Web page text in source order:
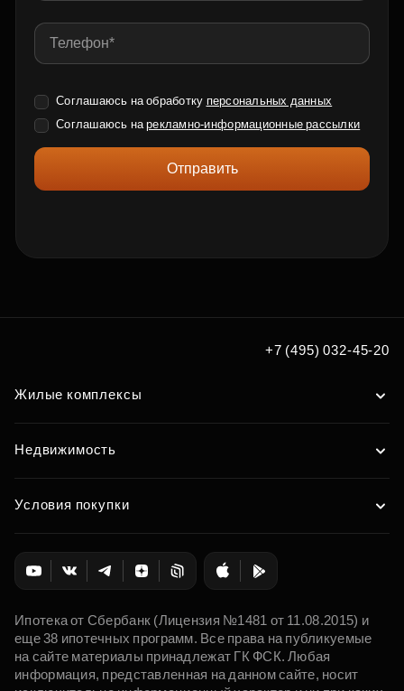
Соглашаюсь на обработку персональных данных
Соглашаюсь нарекламно-информационные рассылки
Отправить
+7 (495) 032-45-20
Жилые комплексы
Недвижимость
Условия покупки
Ипотека от Сбербанк (Лицензия №1481 от 11.08.2015) и
еще 38 ипотечных программ. Все права на публикуемые
на сайте материалы принадлежат ГК ФСК. Любая
информация, представленная на данном сайте, носит